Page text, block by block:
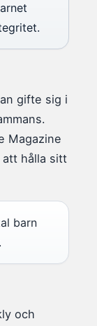
gifte sig i
Magazine
att hålla sitt
barn
och